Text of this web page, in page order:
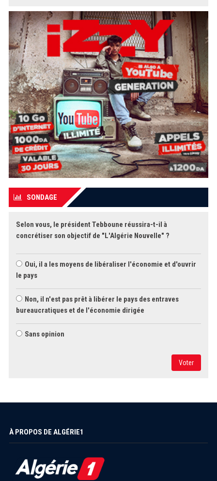
SONDAGE
Selon vous, le président Tebboune réussira-t-il à
concrétiser son objectif de "L'Algérie Nouvelle" ?
Oui, il a les moyens de libéraliser l'économie et d'ouvrir
le pays
Non, il n'est pas prêt à libérer le pays des entraves
bureaucratiques et de l'économie dirigée
Sans opinion
Voter
À PROPOS DE ALGÉRIE1